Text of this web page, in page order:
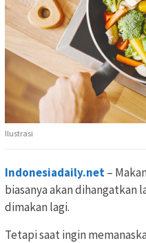
Ilustrasi
Indonesiadaily.net–
biasanya akan dihangatkan
dimakan lagi.
Tetapi saat ingin